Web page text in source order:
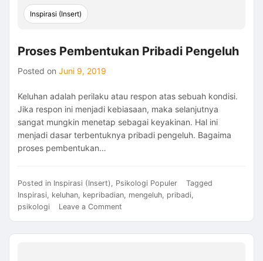
Inspirasi (Insert)
Proses Pembentukan Pribadi Pengeluh
Posted on Juni 9, 2019
Keluhan adalah perilaku atau respon atas sebuah kondisi.
Jika respon ini menjadi kebiasaan, maka selanjutnya
sangat mungkin menetap sebagai keyakinan. Hal ini
menjadi dasar terbentuknya pribadi pengeluh. Bagaima
proses pembentukan…
Posted in Inspirasi (Insert), Psikologi Populer
Tagged
Inspirasi, keluhan, kepribadian, mengeluh, pribadi,
psikologi
Leave a Comment